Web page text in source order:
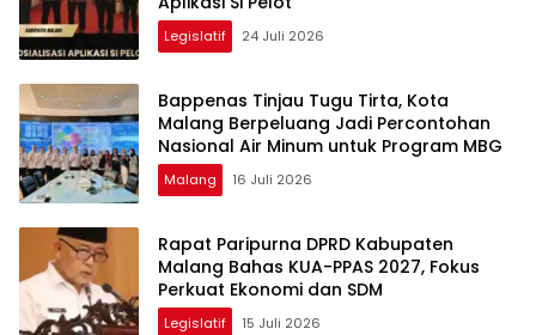
Legislatif 24 Juli 2026
Bappenas Tinjau Tugu Tirta, Kota
Malang Berpeluang Jadi Percontohan
Nasional Air Minum untuk Program MBG
Malang 16 Juli 2026
Rapat Paripurna DPRD Kabupaten
Malang Bahas KUA-PPAS 2027, Fokus
Perkuat Ekonomi dan SDM
Legislatif 15 Juli 2026